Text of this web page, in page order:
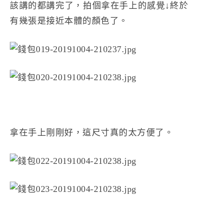
該講的都講完了，拍個拿在手上的感覺↓終於
有幾張是接近本體的顏色了。
拿在手上剛剛好，這尺寸真的太方便了。